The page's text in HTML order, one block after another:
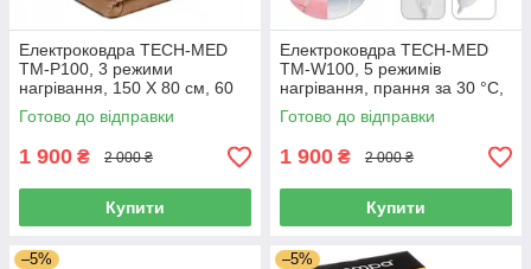
Електроковдра TECH-MED
TM-P100, 3 режими
нагрівання, 150 Х 80 см, 60
Вт, макс.темп. 60 °C, Польща
Готово до відправки
1 900 ₴ 2 000 ₴
Купити
Електроковдра TECH-MED
TM-W100, 5 режимів
нагрівання, прання за 30 °C,
150 Х 80 см, 60 Вт,
макс.темп. 60 °C, Польща
Готово до відправки
1 900 ₴ 2 000 ₴
Купити
–5% –5%